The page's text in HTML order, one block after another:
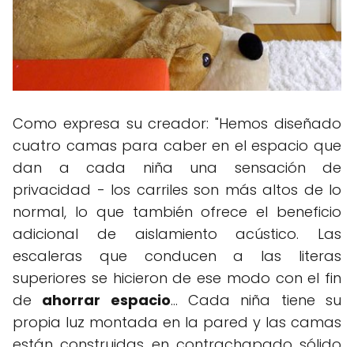
Como expresa su creador: "Hemos diseñado
cuatro camas para caber en el espacio que
dan a cada niña una sensación de
privacidad - los carriles son más altos de lo
normal, lo que también ofrece el beneficio
adicional de aislamiento acústico. Las
escaleras que conducen a las literas
superiores se hicieron de ese modo con el fin
de ahorrar espacio... Cada niña tiene su
propia luz montada en la pared y las camas